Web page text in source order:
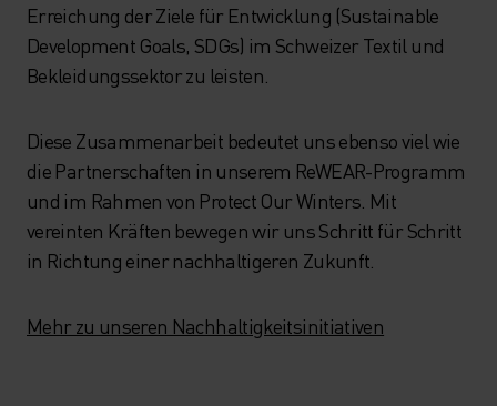
Erreichung der Ziele für Entwicklung (Sustainable
Development Goals, SDGs) im Schweizer Textil und
Bekleidungssektor zu leisten.
Diese Zusammenarbeit bedeutet uns ebenso viel wie
die Partnerschaften in unserem ReWEAR-Programm
und im Rahmen von Protect Our Winters. Mit
vereinten Kräften bewegen wir uns Schritt für Schritt
in Richtung einer nachhaltigeren Zukunft.
Mehr zu unseren Nachhaltigkeitsinitiativen